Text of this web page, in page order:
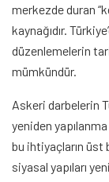
merkezde duran
kaynağıdır.
düzenlemelerin
mümkündür.
Askeri darbelerin
yeniden
bu ihtiyaçların
siyasal yapıları